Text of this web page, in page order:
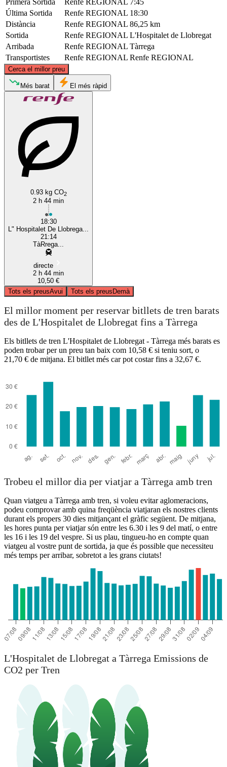
Última Sortida
Renfe REGIONAL 18:30
Distància
Renfe REGIONAL 86,25 km
Sortida
Renfe REGIONAL L'Hospitalet de Llobregat
Arribada
Renfe REGIONAL Tàrrega
Transportistes
Renfe REGIONAL Renfe REGIONAL
Cerca el millor preu
Tàrrega
©CARTO, ©OpenStreetMapcontributors
Més barat El més ràpid
0.93 kg CO2
2 h 44 min
18:30
L" Hospitalet De Llobrega...
21:14
TàRrega...
directe
2 h 44 min
10,50 €
Tots els preusAvui Tots els preusDemà
El millor moment per reservar bitllets de tren barats
des de L'Hospitalet de Llobregat fins a Tàrrega
Els bitllets de tren L'Hospitalet de Llobregat - Tàrrega més barats es
poden trobar per un preu tan baix com 10,58 € si teniu sort, o
21,70 € de mitjana. El bitllet més car pot costar fins a 32,67 €.
Trobeu el millor dia per viatjar a Tàrrega amb tren
Quan viatgeu a Tàrrega amb tren, si voleu evitar aglomeracions,
podeu comprovar amb quina freqüència viatjaran els nostres clients
durant els propers 30 dies mitjançant el gràfic següent. De mitjana,
les hores punta per viatjar són entre les 6.30 i les 9 del matí, o entre
les 16 i les 19 del vespre. Si us plau, tingueu-ho en compte quan
viatgeu al vostre punt de sortida, ja que és possible que necessiteu
més temps per arribar, sobretot a les grans ciutats!
L'Hospitalet de Llobregat a Tàrrega Emissions de
CO2 per Tren